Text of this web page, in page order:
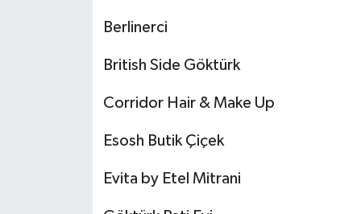
Berlinerci
British Side Göktürk
Corridor Hair & Make Up
Esosh Butik Çiçek
Evita by Etel Mitrani